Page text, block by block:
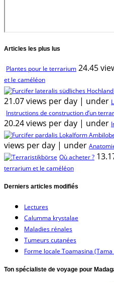
Articles les plus lus
Plantes pour le terrarium 24.45
et le caméléon
21.07 views per day | under
Instructions de construction d’un
20.24 views per day | under
views per day | under
Où acheter ?
terrarium et le caméléon
Derniers articles modifiés
Lectures
Calumma krystalae
Maladies rénales
Tumeurs cutanées
Forme locale Toamasina (Tama
Ton spécialiste de voyage pour